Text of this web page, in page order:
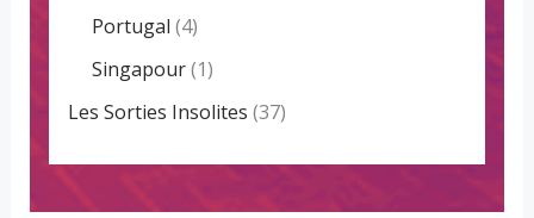
Portugal (4)
Singapour(1)
Les Sorties Insolites (37)